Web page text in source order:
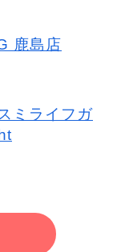
鹿島店
ミライフガ